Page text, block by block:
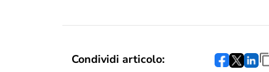
Condividi articolo: